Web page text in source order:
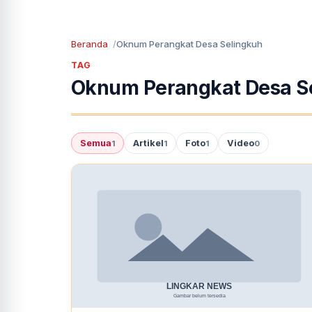
Beranda Oknum Perangkat Desa Selingkuh
TAG
Oknum Perangkat Desa
Semua1 Artikel1 Foto1 Video0